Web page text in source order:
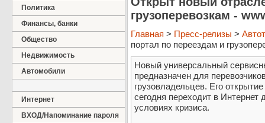
Политика
Финансы, банки
Общество
Недвижимость
Автомобили
Интернет
ВХОД/Напоминание пароля
грузоперевозкам -
Главная > Пресс-релизы >
портал по переездам и
Новый универсальный
предназначен для
грузовладельцев. Его
сегодня переходит в Интернет
условиях кризиса.